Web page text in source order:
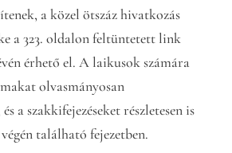
a közel ötszáz hivatkozás
a 323. oldalon feltüntetett link
érhető el. A laikusok számára
olvasmányosan
a szakkifejezéseket részletesen is
található fejezetben.